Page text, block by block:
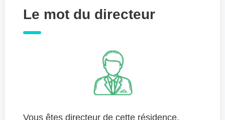
Le mot du directeur
Vous êtes directeur de cette résidence,